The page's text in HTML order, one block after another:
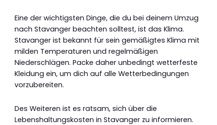
Eine der wichtigsten Dinge, die du bei deinem Umzug
nach Stavanger beachten solltest, ist das Klima.
Stavanger ist bekannt für sein gemäßigtes Klima mit
milden Temperaturen und regelmäßigen
Niederschlägen. Packe daher unbedingt wetterfeste
Kleidung ein, um dich auf alle Wetterbedingungen
vorzubereiten.
Des Weiteren ist es ratsam, sich über die
Lebenshaltungskosten in Stavanger zu informieren.